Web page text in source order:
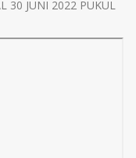
30 JUNI 2022 PUKUL